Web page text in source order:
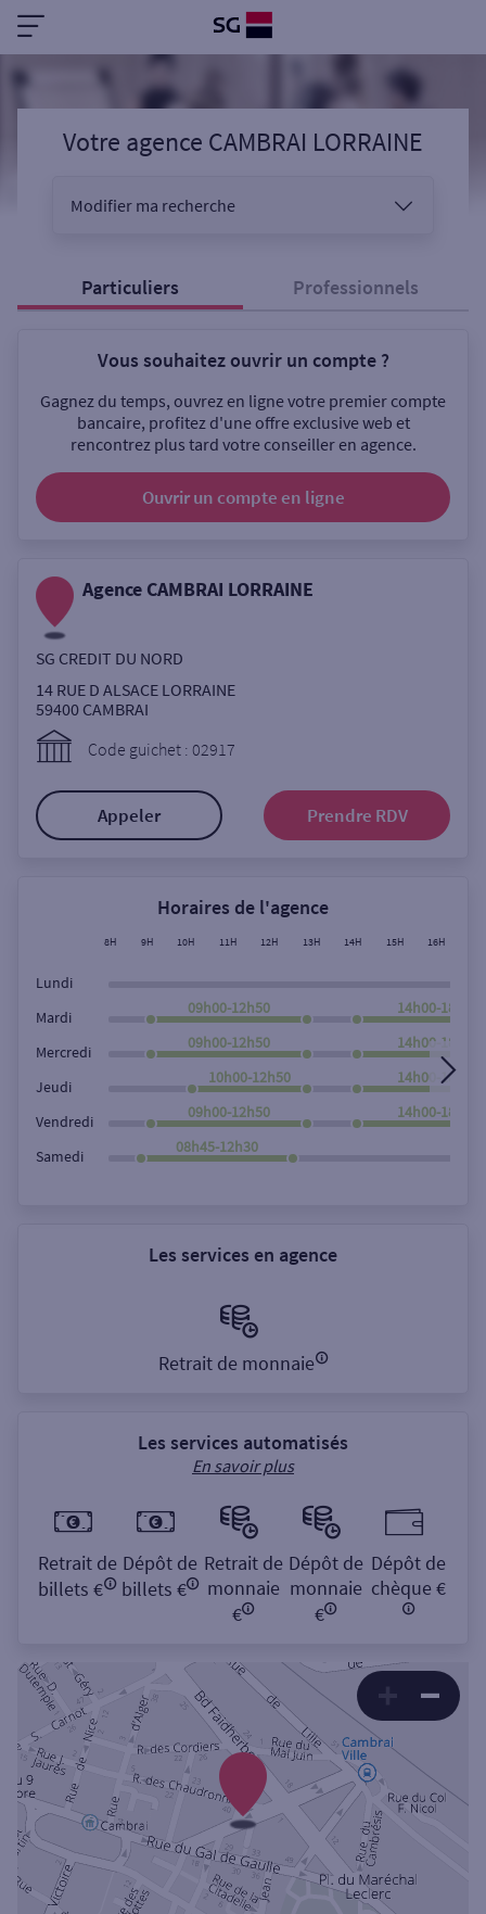
Votre agence CAMBRAI LORRAINE
Modifier ma recherche
Sélectionnez votre recherche
Ouverte le samedi
Ouverte le lundi
Ville / Code postal
Rue
Rechercher
Particuliers Professionnels
Vous souhaitez ouvrir un compte ?
Gagnez du temps, ouvrez en ligne votre premier compte
bancaire, profitez d'une offre exclusive web et
rencontrez plus tard votre conseiller en agence.
Ouvrir un compte en ligne
Agence CAMBRAI LORRAINE
SG CREDIT DU NORD
14 RUE D ALSACE LORRAINE
59400 CAMBRAI
Code guichet : 02917
Appeler Prendre RDV
Horaires de l'agence
8H 9H 10H 11H 12H 13H 14H 15H 16H
Lundi
Mardi
09h00-12h50 14h00-18h00
Mercredi
09h00-12h50 14h00-18h00
Jeudi
10h00-12h50 14h00-18h00
Vendredi
09h00-12h50 14h00-18h00
Samedi
08h45-12h30
Les services en agence
Retrait de monnaie
Les services automatisés
En savoir plus
Retrait de
billets €
Dépôt de
billets €
Retrait de
monnaie
€
Dépôt de
monnaie
€
Dépôt de
chèque €